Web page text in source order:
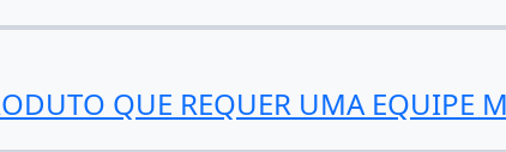
QUE REQUER UMA EQUIPE